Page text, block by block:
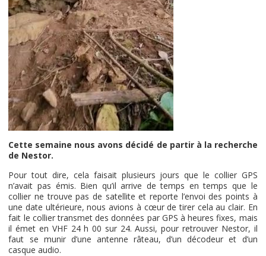
Cette semaine nous avons décidé de partir à la recherche
de Nestor.
Pour tout dire, cela faisait plusieurs jours que le collier GPS
n’avait pas émis. Bien qu’il arrive de temps en temps que le
collier ne trouve pas de satellite et reporte l’envoi des points à
une date ultérieure, nous avions à cœur de tirer cela au clair. En
fait le collier transmet des données par GPS à heures fixes, mais
il émet en VHF 24 h 00 sur 24. Aussi, pour retrouver Nestor, il
faut se munir d’une antenne râteau, d’un décodeur et d’un
casque audio.